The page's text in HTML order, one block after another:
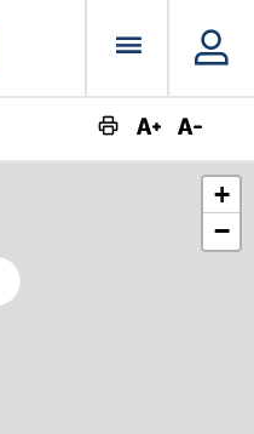
Menu
+
−